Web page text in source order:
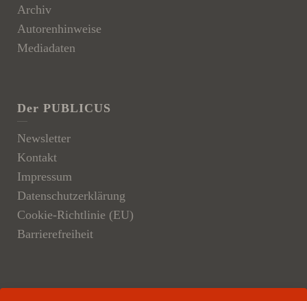
Archiv
Autorenhinweise
Mediadaten
Der PUBLICUS
Newsletter
Kontakt
Impressum
Datenschutzerklärung
Cookie-Richtlinie (EU)
Barrierefreiheit